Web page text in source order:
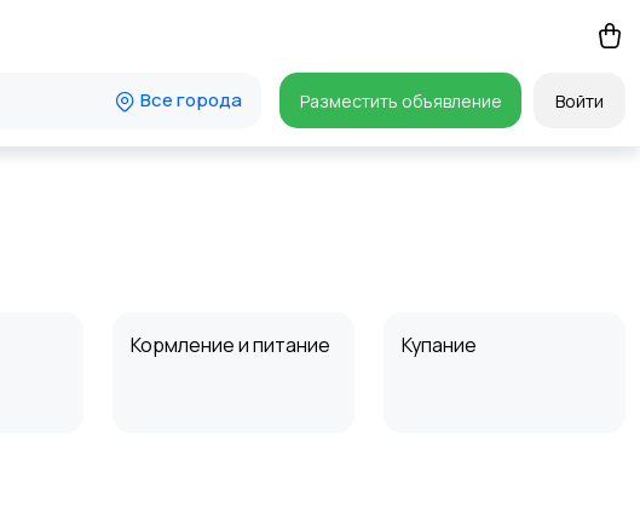
Все города Разместить объявление Войти
Кормление и питание Купание